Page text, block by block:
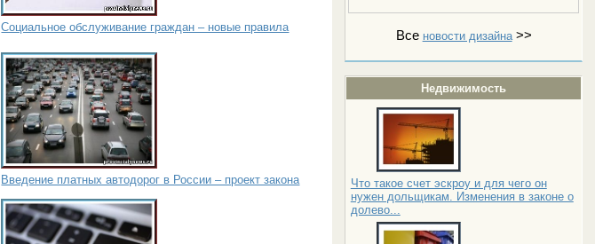
Все новости дизайна>>
Недвижимость
Что такое счет эскроу и для чего он
нужен дольщикам. Изменения в законе о
долево...
Социальное обслуживание граждан – новые правила
Введение платных автодорог в России – проект закона